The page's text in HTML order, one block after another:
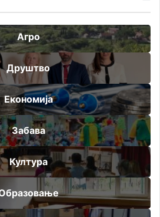
Агро
Друштво
Економија
Забава
Култура